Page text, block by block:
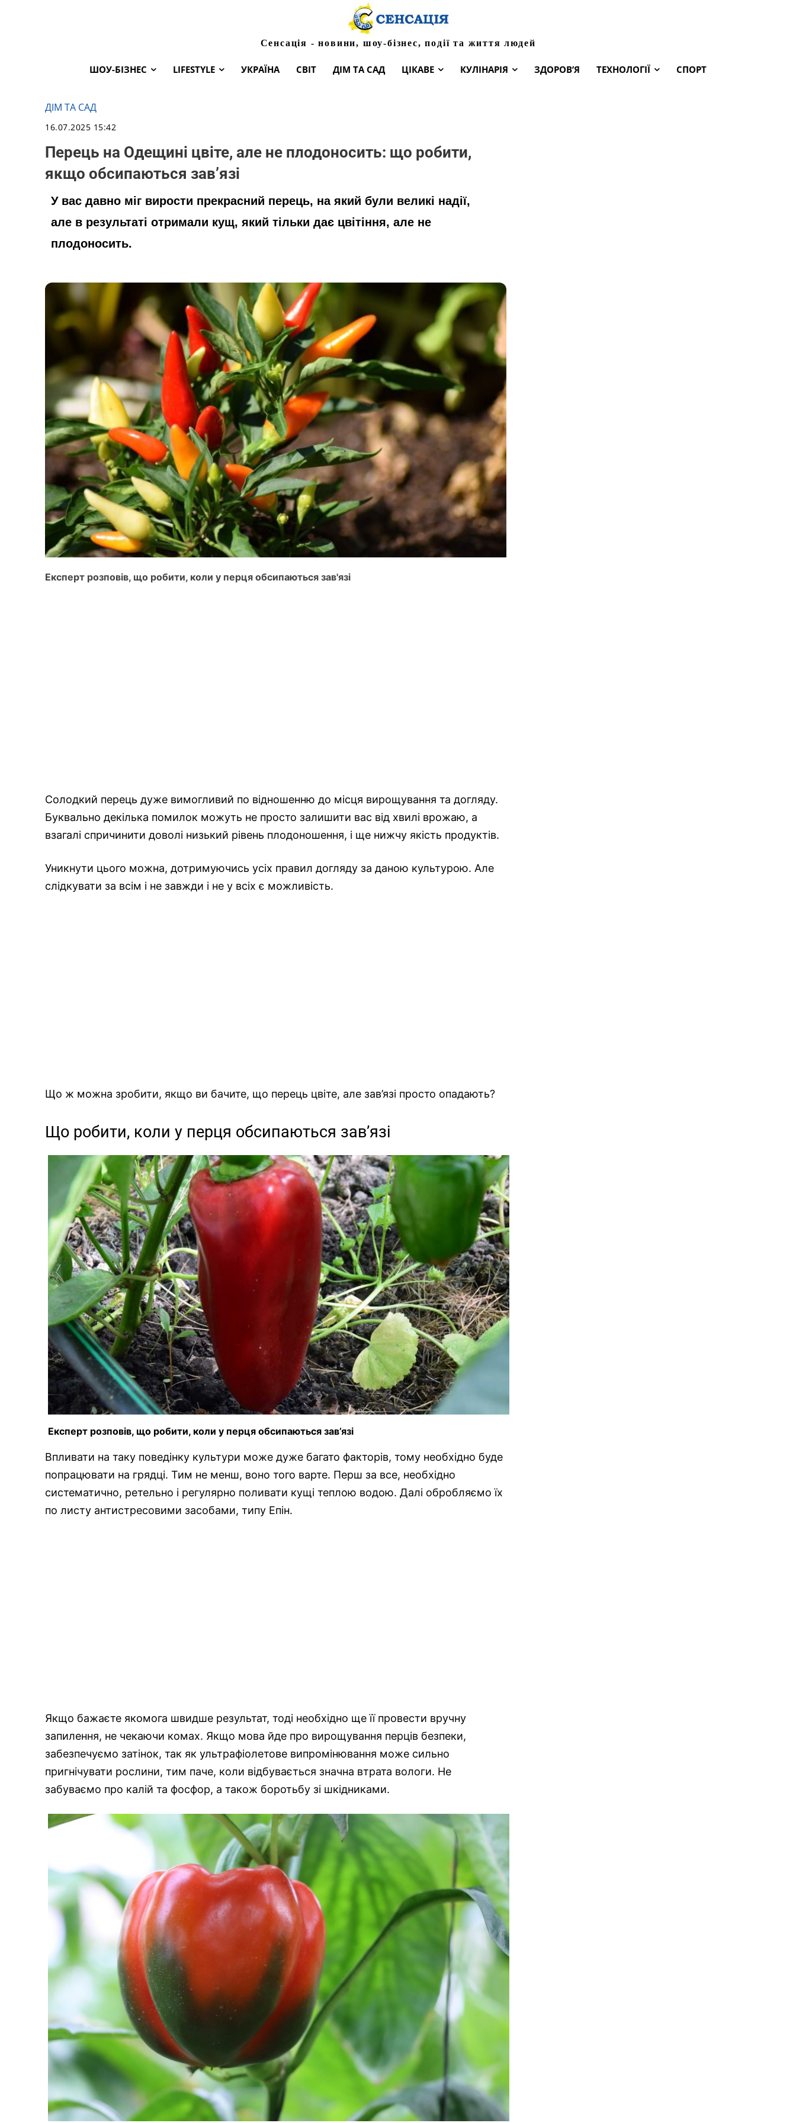
Сенсація - новини, шоу-бізнес, події та життя людей
ШОУ-БІЗНЕС LIFESTYLE УКРАЇНА СВІТ ДІМ ТА САД ЦІКАВЕ КУЛІНАРІЯ ЗДОРОВ’Я ТЕХНОЛОГІЇ СПОРТ
ДІМ ТА САД
16.07.2025 15:42
Перець на Одещині цвіте, але не плодоносить: що робити,
якщо обсипаються зав’язі
У вас давно міг вирости прекрасний перець, на який були великі надії,
але в результаті отримали кущ, який тільки дає цвітіння, але не
плодоносить.
Експерт розповів, що робити, коли у перця обсипаються зав'язі
Солодкий перець дуже вимогливий по відношенню до місця вирощування та догляду.
Буквально декілька помилок можуть не просто залишити вас від хвилі врожаю, а
взагалі спричинити доволі низький рівень плодоношення, і ще нижчу якість продуктів.
Уникнути цього можна, дотримуючись усіх правил догляду за даною культурою. Але
слідкувати за всім і не завжди і не у всіх є можливість.
Що ж можна зробити, якщо ви бачите, що перець цвіте, але зав’язі просто опадають?
Що робити, коли у перця обсипаються зав’язі
Експерт розповів, що робити, коли у перця обсипаються зав’язі
Впливати на таку поведінку культури може дуже багато факторів, тому необхідно буде
попрацювати на грядці. Тим не менш, воно того варте. Перш за все, необхідно
систематично, ретельно і регулярно поливати кущі теплою водою. Далі обробляємо їх
по листу антистресовими засобами, типу Епін.
Якщо бажаєте якомога швидше результат, тоді необхідно ще її провести вручну
запилення, не чекаючи комах. Якщо мова йде про вирощування перців безпеки,
забезпечуємо затінок, так як ультрафіолетове випромінювання може сильно
пригнічувати рослини, тим паче, коли відбувається значна втрата вологи. Не
забуваємо про калій та фосфор, а також боротьбу зі шкідниками.